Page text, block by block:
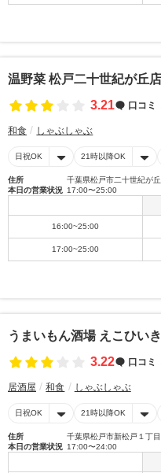
温野菜 松戸二十世紀が丘店
3.21
口コミ
和食 しゃぶしゃぶ
日祝OK 21時以降OK
住所
千葉県松戸市二十世紀が
本日の営業状況 17:00〜25:00
16:00~25:00
17:00~25:00
うまいもん酒場 えこひいき
3.22
口コミ
居酒屋 和食 しゃぶしゃぶ
日祝OK 21時以降OK
住所
千葉県松戸市新松戸１丁
本日の営業状況 17:00〜24:00